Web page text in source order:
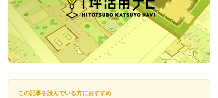
この記事を読んでいる方におすすめ